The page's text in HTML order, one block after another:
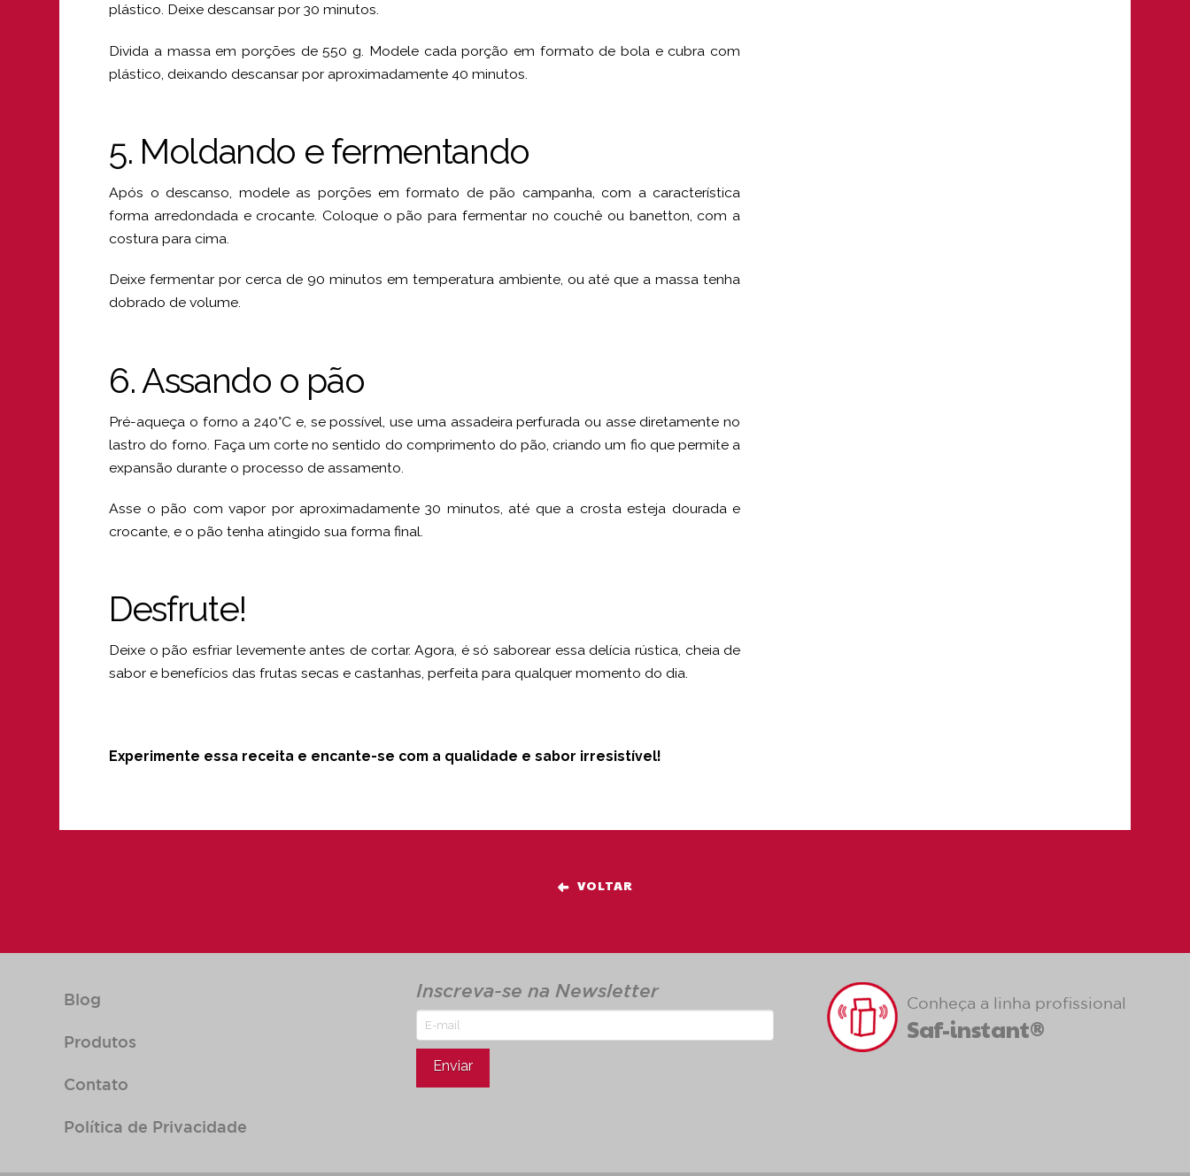
plástico. Deixe descansar por 30 minutos.
Divida a massa em porções de 550 g. Modele cada porção em formato de bola e cubra com
plástico, deixando descansar por aproximadamente 40 minutos.
5. Moldando e fermentando
Após o descanso, modele as porções em formato de pão campanha, com a característica
forma arredondada e crocante. Coloque o pão para fermentar no couchê ou banetton, com a
costura para cima.
Deixe fermentar por cerca de 90 minutos em temperatura ambiente, ou até que a massa tenha
dobrado de volume.
6. Assando o pão
Pré-aqueça o forno a 240°C e, se possível, use uma assadeira perfurada ou asse diretamente no
lastro do forno. Faça um corte no sentido do comprimento do pão, criando um fio que permite a
expansão durante o processo de assamento.
Asse o pão com vapor por aproximadamente 30 minutos, até que a crosta esteja dourada e
crocante, e o pão tenha atingido sua forma final.
Desfrute!
Deixe o pão esfriar levemente antes de cortar. Agora, é só saborear essa delícia rústica, cheia de
sabor e benefícios das frutas secas e castanhas, perfeita para qualquer momento do dia.
Experimente essa receita e encante-se com a qualidade e sabor irresistível!
VOLTAR
Blog
Produtos
Contato
Política de Privacidade
Inscreva-se na Newsletter
Conheça a linha profissional
Saf-instant®